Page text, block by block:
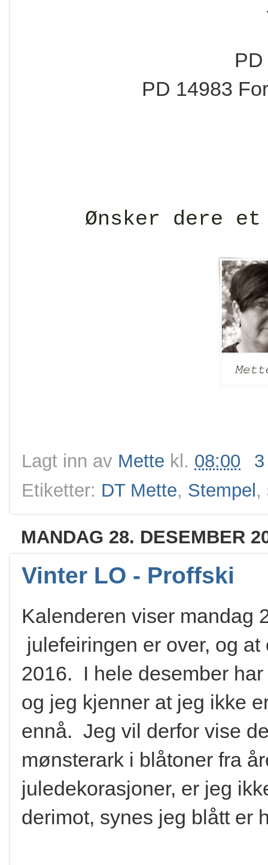
PD 14983
Ønsker dere
Lagt inn av Mette kl. 08:00
Etiketter: DT Mette, Stempel ,
MANDAG 28. DESEMBER
Vinter LO - Proffski
Kalenderen viser mandag
julefeiringen er over, og
2016. I hele desember
og jeg kjenner at jeg ikke
ennå. Jeg vil derfor vise
mønsterark i blåtoner fra
juledekorasjoner, er jeg
derimot, synes jeg blått er